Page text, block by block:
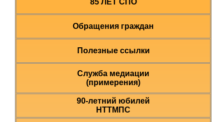
Обращения граждан
Полезные ссылки
Служба медиации
(примерения)
90-летний юбилей
НТТМПС